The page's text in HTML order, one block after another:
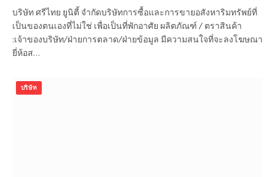
บริษัท ศรีไทย ยูนิตี้ จำกัดบริษัทการซื้อและการขายอสังหาริมทรัพย์ที่
เป็นของตนเองที่ไม่ใช่ เพื่อเป็นที่พักอาศัย ผลิตภัณฑ์ / ตราสินค้า
:เจ้าของบริษัท/ฝ่ายการตลาด/ฝ่ายข้อมูล มีความสนใจที่จะลงโฆษณา
ยี่ห้อส…
บริษัท